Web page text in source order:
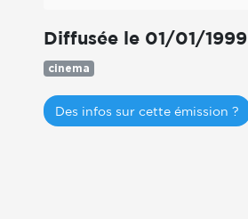
Diffusée le 01/01/1999
cinema
Des infos sur cette émission ?